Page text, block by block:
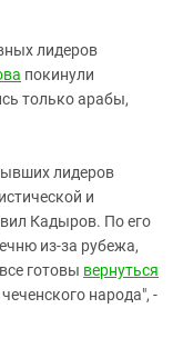
лидеров
покинули
только арабы,
лидеров
и
Кадыров. По его
из-за рубежа,
готовы вернуться
народа", -